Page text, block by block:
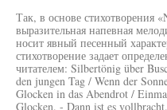
Так, в основе стихотворения
выразительная напевная
носит явный песенный
стихотворение задает
читателем: Silbertönig über
den jungen Tag / Wenn der
Glocken in das Abendrot /
Glocken. - Dann ist es